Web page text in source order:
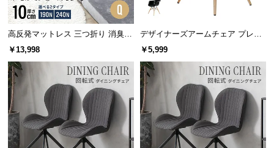
テーブルとして
お気に入りの小物や植物を飾ってディスプレイ用の
テーブルにしたり、荷物置きとしても。
高反発マットレス 三つ折り 消臭
スタンダード 厚さ10cm Q
￥13,998
デザイナーズアームチェア プレー
ンカラー
￥5,999